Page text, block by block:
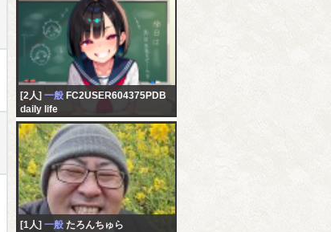
[2人] 一般 FC2USER604375PDB
daily life
[1人] 一般 たろんちゅら